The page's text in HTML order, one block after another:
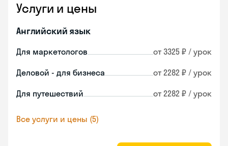
Услуги и цены
Английский язык
Для маркетологов от 3325 ₽ / урок
Деловой - для бизнеса от 2282 ₽ / урок
Для путешествий от 2282 ₽ / урок
Все услуги и цены (5)